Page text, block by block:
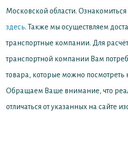
Московской области.
здесь. Также мы осуществляем
транспортные компании. Для
транспортной компании Вам
товара, которые можно посмотреть
Обращаем Ваше внимание, что
отличаться от указанных на сайте